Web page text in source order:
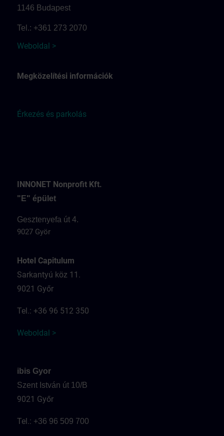
1146 Budapest
Tel.: +361 273 2070
Weboldal >
Megközelítési információk
Érkezés és parkolás
INNONET Nonprofit Kft.
"E" épület
Gesztenyefa út 4.
9027 Györ
Hotel Capitulum
Sarkantyú köz 11.
9021 Győr
Tel.: +36 96 512 350
Weboldal >
ibis Gyor
Szent István út 10/B
9021 Győr
Tel.: +36 96 509 700